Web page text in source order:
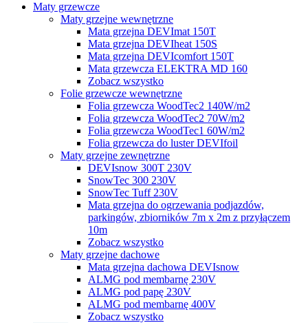
Maty grzewcze
Maty grzejne wewnętrzne
Mata grzejna DEVImat 150T
Mata grzejna DEVIheat 150S
Mata grzejna DEVIcomfort 150T
Mata grzewcza ELEKTRA MD 160
Zobacz wszystko
Folie grzewcze wewnętrzne
Folia grzewcza WoodTec2 140W/m2
Folia grzewcza WoodTec2 70W/m2
Folia grzewcza WoodTec1 60W/m2
Folia grzewcza do luster DEVIfoil
Maty grzejne zewnętrzne
DEVIsnow 300T 230V
SnowTec 300 230V
SnowTec Tuff 230V
Mata grzejna do ogrzewania podjazdów,
parkingów, zbiorników 7m x 2m z przyłączem
10m
Zobacz wszystko
Maty grzejne dachowe
Mata grzejna dachowa DEVIsnow
ALMG pod membarnę 230V
ALMG pod papę 230V
ALMG pod membarnę 400V
Zobacz wszystko